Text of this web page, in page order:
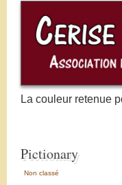
La couleur retenue
Pictionary
Non classé